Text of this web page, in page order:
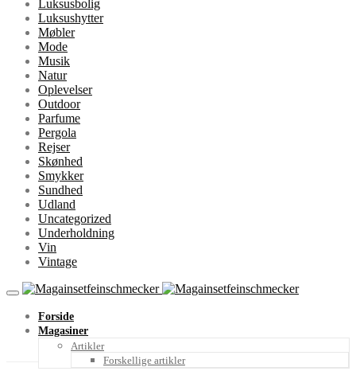
Luksusbolig
Luksushytter
Møbler
Mode
Musik
Natur
Oplevelser
Outdoor
Parfume
Pergola
Rejser
Skønhed
Smykker
Sundhed
Udland
Uncategorized
Underholdning
Vin
Vintage
Forside
Magasiner
Artikler
Forskellige artikler